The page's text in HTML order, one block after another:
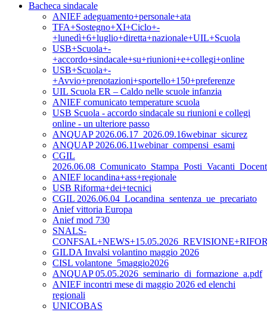
Bacheca sindacale
ANIEF adeguamento+personale+ata
TFA+Sostegno+XI+Ciclo+-
+lunedì+6+luglio+diretta+nazionale+UIL+Scuola
USB+Scuola+-
+accordo+sindacale+su+riunioni+e+collegi+online
USB+Scuola+-
+Avvio+prenotazioni+sportello+150+preferenze
UIL Scuola ER – Caldo nelle scuole infanzia
ANIEF comunicato temperature scuola
USB Scuola - accordo sindacale su riunioni e collegi
online - un ulteriore passo
ANQUAP 2026.06.17_2026.09.16webinar_sicurez
ANQUAP 2026.06.11webinar_compensi_esami
CGIL
ANIEF locandina+ass+regionale
USB Riforma+dei+tecnici
CGIL 2026.06.04_Locandina_sentenza_ue_precariato
Anief vittoria Europa
Anief mod 730
SNALS-
GILDA Invalsi volantino maggio 2026
CISL volantone_5maggio2026
ANQUAP 05.05.2026_seminario_di_formazione_a.pdf
ANIEF incontri mese di maggio 2026 ed elenchi
regionali
UNICOBAS